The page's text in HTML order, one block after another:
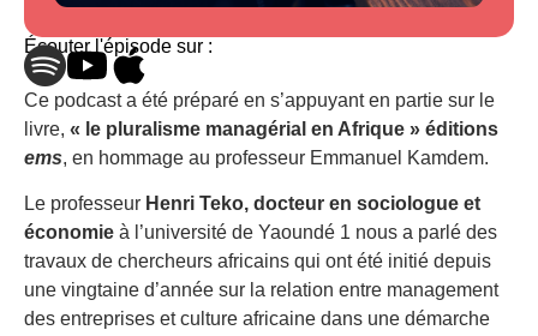
Écouter l'épisode sur :
Ce podcast a été préparé en s’appuyant en partie sur le
livre, « le pluralisme managérial en Afrique » éditions
ems, en hommage au professeur Emmanuel Kamdem.
Le professeur Henri Teko, docteur en sociologue et
économie à l’université de Yaoundé 1 nous a parlé des
travaux de chercheurs africains qui ont été initié depuis
une vingtaine d’année sur la relation entre management
des entreprises et culture africaine dans une démarche